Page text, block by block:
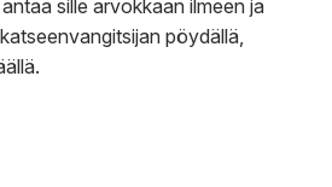
sille arvokkaan ilmeen ja
pöydällä,